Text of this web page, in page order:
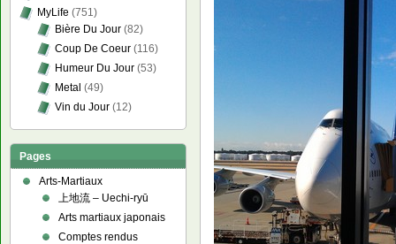
MyLife (751)
Bière Du Jour (82)
Coup De Coeur (116)
Humeur Du Jour (53)
Metal (49)
Vin du Jour (12)
Pages
Arts-Martiaux
上地流 – Uechi-ryū
Arts martiaux japonais
Comptes rendus